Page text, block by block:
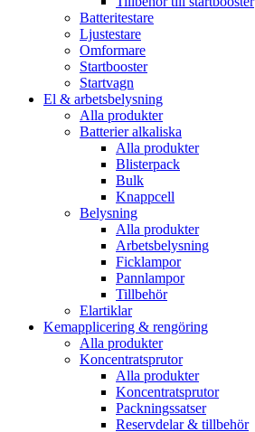
Batteritestare
Ljustestare
Omformare
Startbooster
Startvagn
El & arbetsbelysning
Alla produkter
Batterier alkaliska
Alla produkter
Blisterpack
Bulk
Knappcell
Belysning
Alla produkter
Arbetsbelysning
Ficklampor
Pannlampor
Tillbehör
Elartiklar
Kemapplicering & rengöring
Alla produkter
Koncentratsprutor
Alla produkter
Koncentratsprutor
Packningssatser
Reservdelar & tillbehör